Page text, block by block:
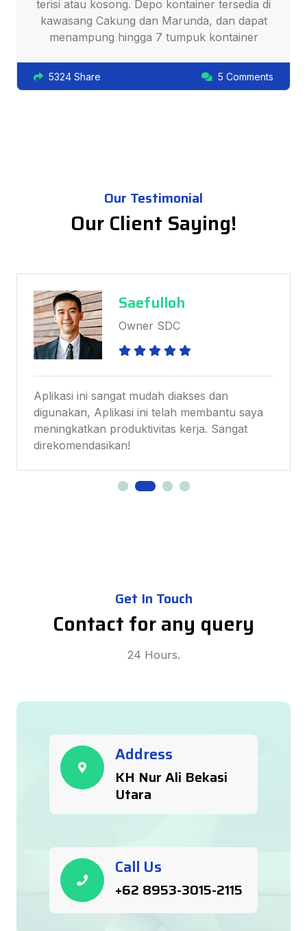
terisi atau kosong. Depo kontainer tersedia di
kawasang Cakung dan Marunda, dan dapat
menampung hingga 7 tumpuk kontainer
5324 Share 5 Comments
Our Testimonial
Our Client Saying!
Saefulloh
Owner SDC
Aplikasi ini sangat mudah diakses dan
digunakan, Aplikasi ini telah membantu saya
meningkatkan produktivitas kerja. Sangat
direkomendasikan!
Get In Touch
Contact for any query
24 Hours.
Address
KH Nur Ali Bekasi
Utara
Call Us
+62 8953-3015-2115